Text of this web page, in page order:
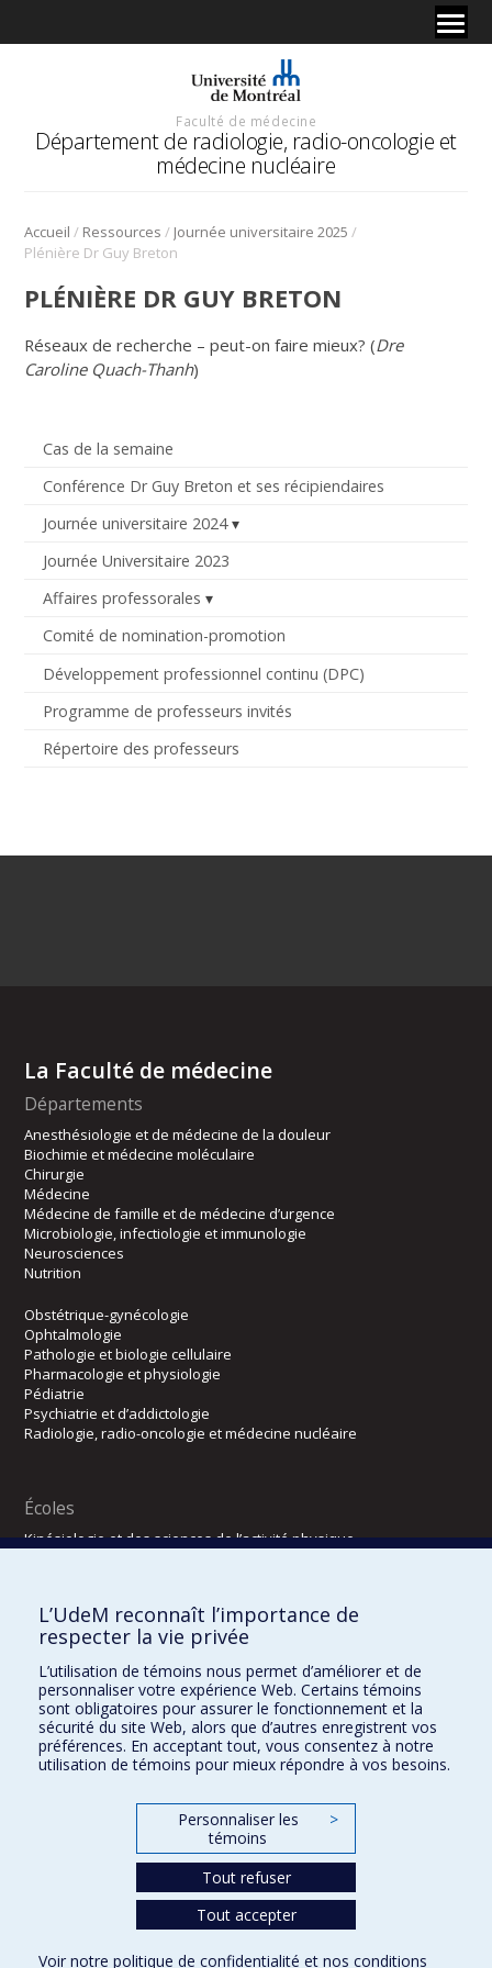
Faculté de médecine
Département de radiologie, radio-oncologie et
médecine nucléaire
Accueil / Ressources / Journée universitaire 2025 /
Plénière Dr Guy Breton
Cas de la semaine
Conférence Dr Guy Breton et ses récipiendaires
Journée universitaire 2024
Journée Universitaire 2023
Affaires professorales
Comité de nomination-promotion
Développement professionnel continu (DPC)
Programme de professeurs invités
Répertoire des professeurs
PLÉNIÈRE DR GUY BRETON
Réseaux de recherche – peut-on faire mieux? (Dre
Caroline Quach-Thanh)
La Faculté de médecine
Départements
Anesthésiologie et de médecine de la douleur
Biochimie et médecine moléculaire
Chirurgie
Médecine
Médecine de famille et de médecine d’urgence
Microbiologie, infectiologie et immunologie
Neurosciences
Nutrition
Obstétrique-gynécologie
Ophtalmologie
Pathologie et biologie cellulaire
Pharmacologie et physiologie
Pédiatrie
Psychiatrie et d’addictologie
Radiologie, radio-oncologie et médecine nucléaire
Écoles
Kinésiologie et des sciences de l’activité physique
Directions
DPC
CPASS
Éthique clinique
Conditions d’utilisation 2025-2026
Khun Visith Keu
Dr Mathieu Dehaes
Projets d’étudiants – été 2026
29e concours du programme de support professoral (PSP)
L’UdeM reconnaît l’importance de
respecter la vie privée
L’utilisation de témoins nous permet d’améliorer et de
personnaliser votre expérience Web. Certains témoins
sont obligatoires pour assurer le fonctionnement et la
sécurité du site Web, alors que d’autres enregistrent vos
préférences. En acceptant tout, vous consentez à notre
utilisation de témoins pour mieux répondre à vos besoins.
Personnaliser les
témoins
>
Tout refuser
Tout accepter
Voir notre politique de confidentialité et nos conditions